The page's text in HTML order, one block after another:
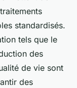
standardisés.
tels que le
des
de vie sont
des